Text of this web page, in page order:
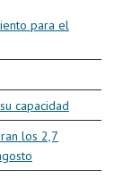
para el
capacidad
los 2,7